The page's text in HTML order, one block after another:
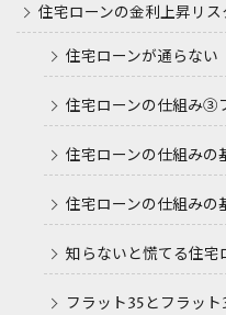
住宅ローンの金利上昇リ
住宅ローンが通らな
住宅ローンの仕組み③
住宅ローンの仕組み
住宅ローンの仕組み
知らないと慌てる住宅
フラット35とフラッ